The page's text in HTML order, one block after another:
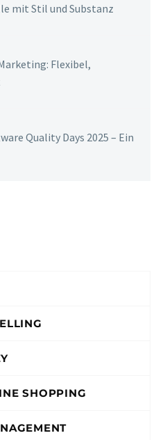
mit Stil und Substanz
Flexibel,
Quality Days 2025 – Ein
SHOPPING